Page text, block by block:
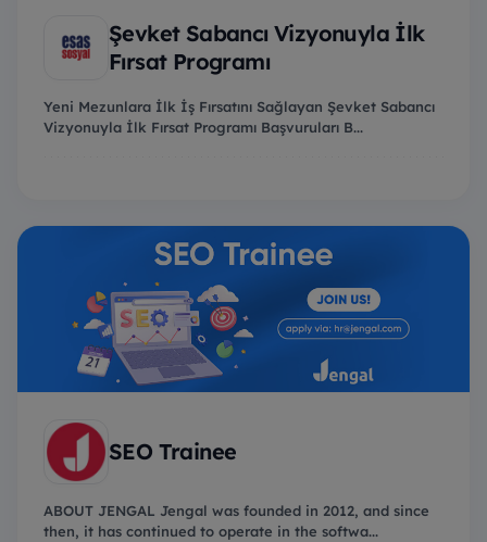
Şevket Sabancı Vizyonuyla İlk
Fırsat Programı
Yeni Mezunlara İlk İş Fırsatını Sağlayan Şevket Sabancı
Vizyonuyla İlk Fırsat Programı Başvuruları B...
SEO Trainee
ABOUT JENGAL Jengal was founded in 2012, and since
then, it has continued to operate in the softwa...